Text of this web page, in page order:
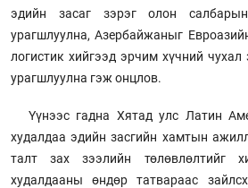
эдийн засаг зэрэг олон
урагшлуулна, Азербайжаныг
логистик хийгээд эрчим хүчний
урагшлуулна гэж онцлов.
Үүнээс гадна Хятад улс Латин
худалдаа эдийн засгийн хамтын
талт зах зээлийн төлөвлөлтийг
худалдааны өндөр татвараас